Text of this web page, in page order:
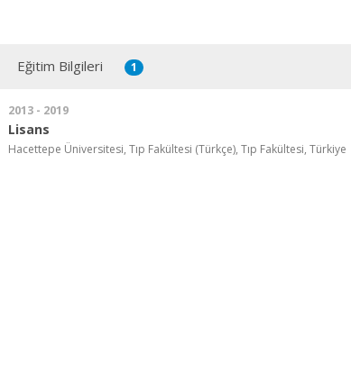
Eğitim Bilgileri 1
2013 - 2019
Lisans
Hacettepe Üniversitesi, Tıp Fakültesi (Türkçe), Tıp Fakültesi, Türkiye